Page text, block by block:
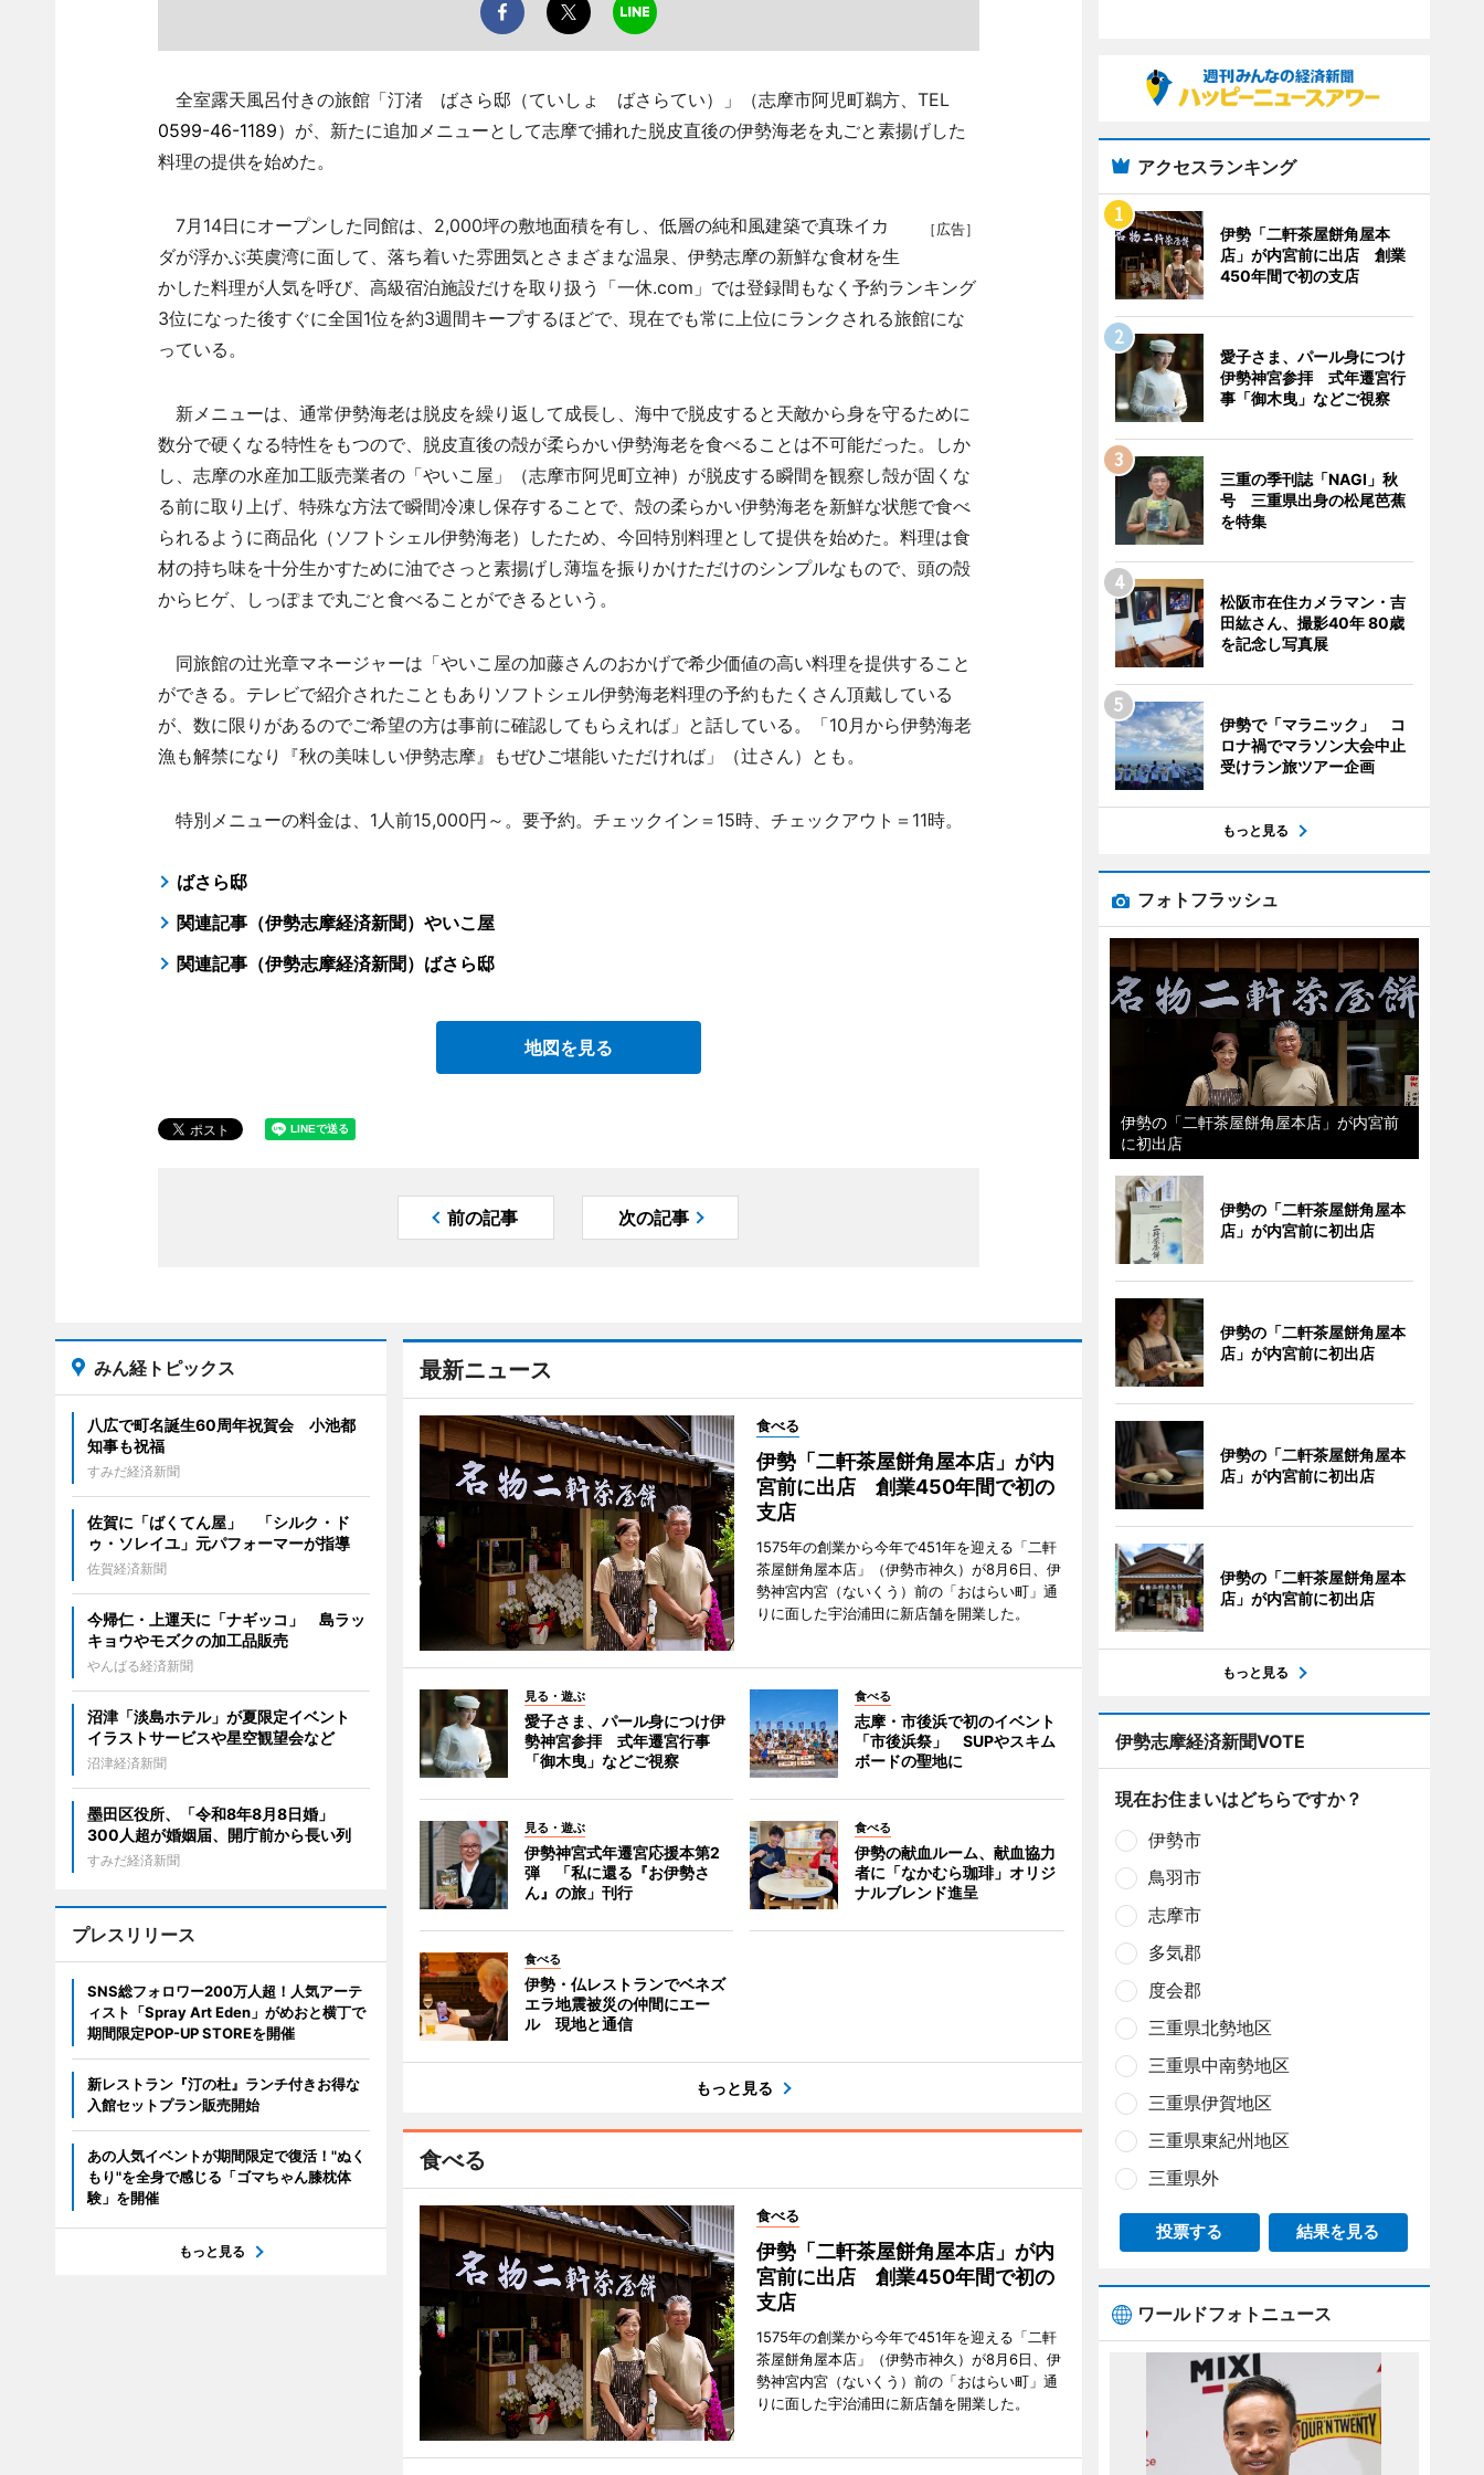
全室露天風呂付きの旅館「汀渚 ばさら邸（ていしょ ばさらてい）」（志摩市阿児町鵜方、TEL
0599-46-1189）が、新たに追加メニューとして志摩で捕れた脱皮直後の伊勢海老を丸ごと素揚げした
料理の提供を始めた。
［広告］
7月14日にオープンした同館は、2,000坪の敷地面積を有し、低層の純和風建築で真珠イカ
ダが浮かぶ英虞湾に面して、落ち着いた雰囲気とさまざまな温泉、伊勢志摩の新鮮な食材を生
かした料理が人気を呼び、高級宿泊施設だけを取り扱う「一休.com」では登録間もなく予約ランキング
3位になった後すぐに全国1位を約3週間キープするほどで、現在でも常に上位にランクされる旅館にな
っている。
新メニューは、通常伊勢海老は脱皮を繰り返して成長し、海中で脱皮すると天敵から身を守るために
数分で硬くなる特性をもつので、脱皮直後の殻が柔らかい伊勢海老を食べることは不可能だった。しか
し、志摩の水産加工販売業者の「やいこ屋」（志摩市阿児町立神）が脱皮する瞬間を観察し殻が固くな
る前に取り上げ、特殊な方法で瞬間冷凍し保存することで、殻の柔らかい伊勢海老を新鮮な状態で食べ
られるように商品化（ソフトシェル伊勢海老）したため、今回特別料理として提供を始めた。料理は食
材の持ち味を十分生かすために油でさっと素揚げし薄塩を振りかけただけのシンプルなもので、頭の殻
からヒゲ、しっぽまで丸ごと食べることができるという。
同旅館の辻光章マネージャーは「やいこ屋の加藤さんのおかげで希少価値の高い料理を提供すること
ができる。テレビで紹介されたこともありソフトシェル伊勢海老料理の予約もたくさん頂戴している
が、数に限りがあるのでご希望の方は事前に確認してもらえれば」と話している。「10月から伊勢海老
漁も解禁になり『秋の美味しい伊勢志摩』もぜひご堪能いただければ」（辻さん）とも。
特別メニューの料金は、1人前15,000円～。要予約。チェックイン＝15時、チェックアウト＝11時。
ばさら邸
関連記事（伊勢志摩経済新聞）やいこ屋
関連記事（伊勢志摩経済新聞）ばさら邸
地図を見る
前の記事 次の記事
最新ニュース
食べる
伊勢「二軒茶屋餅角屋本店」が内
宮前に出店 創業450年間で初の
支店
1575年の創業から今年で451年を迎える「二軒
茶屋餅角屋本店」（伊勢市神久）が8月6日、伊
勢神宮内宮（ないくう）前の「おはらい町」通
りに面した宇治浦田に新店舗を開業した。
見る・遊ぶ
愛子さま、パール身につけ伊
勢神宮参拝 式年遷宮行事
「御木曳」などご視察
食べる
志摩・市後浜で初のイベント
「市後浜祭」 SUPやスキム
ボードの聖地に
見る・遊ぶ
伊勢神宮式年遷宮応援本第2
弾 「私に還る『お伊勢さ
ん』の旅」刊行
食べる
伊勢の献血ルーム、献血協力
者に「なかむら珈琲」オリジ
ナルブレンド進呈
食べる
伊勢・仏レストランでベネズ
エラ地震被災の仲間にエー
ル 現地と通信
もっと見る
食べる
食べる
伊勢「二軒茶屋餅角屋本店」が内
宮前に出店 創業450年間で初の
支店
1575年の創業から今年で451年を迎える「二軒
茶屋餅角屋本店」（伊勢市神久）が8月6日、伊
勢神宮内宮（ないくう）前の「おはらい町」通
りに面した宇治浦田に新店舗を開業した。
みん経トピックス
八広で町名誕生60周年祝賀会 小池都
知事も祝福
すみだ経済新聞
佐賀に「ばくてん屋」 「シルク・ド
ゥ・ソレイユ」元パフォーマーが指導
佐賀経済新聞
今帰仁・上運天に「ナギッコ」 島ラッ
キョウやモズクの加工品販売
やんばる経済新聞
沼津「淡島ホテル」が夏限定イベント
イラストサービスや星空観望会など
沼津経済新聞
墨田区役所、「令和8年8月8日婚」
300人超が婚姻届、開庁前から長い列
すみだ経済新聞
プレスリリース
SNS総フォロワー200万人超！人気アーテ
ィスト「Spray Art Eden」がめおと横丁で
期間限定POP-UP STOREを開催
新レストラン『汀の杜』ランチ付きお得な
入館セットプラン販売開始
あの人気イベントが期間限定で復活！"ぬく
もり"を全身で感じる「ゴマちゃん膝枕体
験」を開催
もっと見る
アクセスランキング
伊勢「二軒茶屋餅角屋本
店」が内宮前に出店 創業
450年間で初の支店
愛子さま、パール身につけ
伊勢神宮参拝 式年遷宮行
事「御木曳」などご視察
三重の季刊誌「NAGI」秋
号 三重県出身の松尾芭蕉
を特集
松阪市在住カメラマン・吉
田紘さん、撮影40年 80歳
を記念し写真展
伊勢で「マラニック」 コ
ロナ禍でマラソン大会中止
受けラン旅ツアー企画
もっと見る
フォトフラッシュ
伊勢の「二軒茶屋餅角屋本店」が内宮前
に初出店
伊勢の「二軒茶屋餅角屋本
店」が内宮前に初出店
伊勢の「二軒茶屋餅角屋本
店」が内宮前に初出店
伊勢の「二軒茶屋餅角屋本
店」が内宮前に初出店
伊勢の「二軒茶屋餅角屋本
店」が内宮前に初出店
もっと見る
伊勢志摩経済新聞VOTE
現在お住まいはどちらですか？
伊勢市
鳥羽市
志摩市
多気郡
度会郡
三重県北勢地区
三重県中南勢地区
三重県伊賀地区
三重県東紀州地区
三重県外
投票する 結果を見る
ワールドフォトニュース